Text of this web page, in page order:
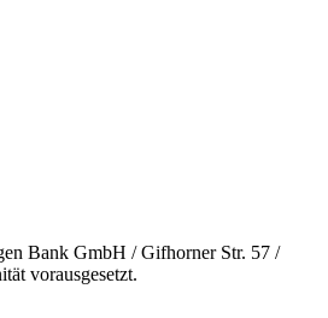
Bank GmbH / Gifhorner Str. 57 /
vorausgesetzt.